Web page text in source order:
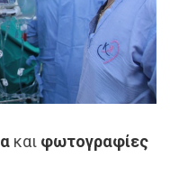
και φωτογραφίες